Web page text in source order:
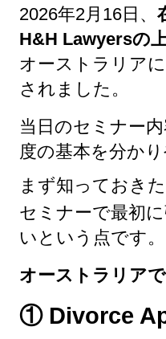
2026年2月16日、
H&H Lawyersの
オーストラリア
されました。
当日のセミナー
度の基本を分か
まず知っておき
セミナーで最初
いという点です。
オーストラリア
① Divorce